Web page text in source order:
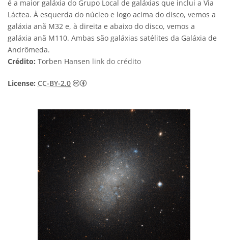
é a maior galáxia do Grupo Local de galáxias que inclui a Via
Láctea. À esquerda do núcleo e logo acima do disco, vemos a
galáxia anã M32 e, à direita e abaixo do disco, vemos a
galáxia anã M110. Ambas são galáxias satélites da Galáxia de
Andrômeda.
Crédito: Torben Hansen link do crédito
License: CC-BY-2.0 Creative Commons Attribution 2.0